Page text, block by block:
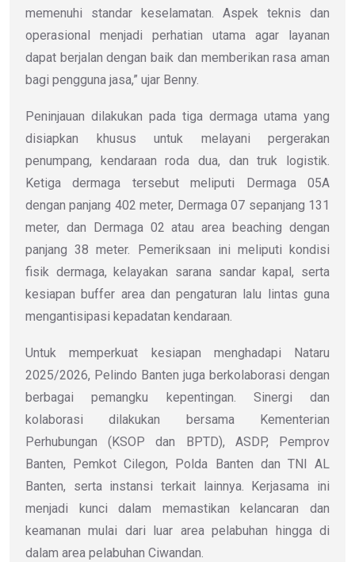
memenuhi standar keselamatan. Aspek teknis dan
operasional menjadi perhatian utama agar layanan
dapat berjalan dengan baik dan memberikan rasa aman
bagi pengguna jasa,” ujar Benny.
Peninjauan dilakukan pada tiga dermaga utama yang
disiapkan khusus untuk melayani pergerakan
penumpang, kendaraan roda dua, dan truk logistik.
Ketiga dermaga tersebut meliputi Dermaga 05A
dengan panjang 402 meter, Dermaga 07 sepanjang 131
meter, dan Dermaga 02 atau area beaching dengan
panjang 38 meter. Pemeriksaan ini meliputi kondisi
fisik dermaga, kelayakan sarana sandar kapal, serta
kesiapan buffer area dan pengaturan lalu lintas guna
mengantisipasi kepadatan kendaraan.
Untuk memperkuat kesiapan menghadapi Nataru
2025/2026, Pelindo Banten juga berkolaborasi dengan
berbagai pemangku kepentingan. Sinergi dan
kolaborasi dilakukan bersama Kementerian
Perhubungan (KSOP dan BPTD), ASDP, Pemprov
Banten, Pemkot Cilegon, Polda Banten dan TNI AL
Banten, serta instansi terkait lainnya. Kerjasama ini
menjadi kunci dalam memastikan kelancaran dan
keamanan mulai dari luar area pelabuhan hingga di
dalam area pelabuhan Ciwandan.